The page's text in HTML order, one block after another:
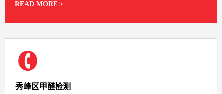
READ MORE >
秀峰区甲醛检测